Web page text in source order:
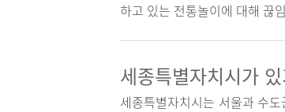
하고 있는 전통놀이에 대해 끊
세종특별자치시가
세종특별자치시는 서울과 수